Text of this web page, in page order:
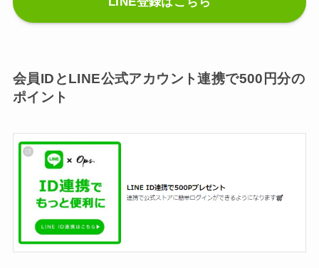
会員IDとLINE公式アカウント連携で500円分の
ポイント